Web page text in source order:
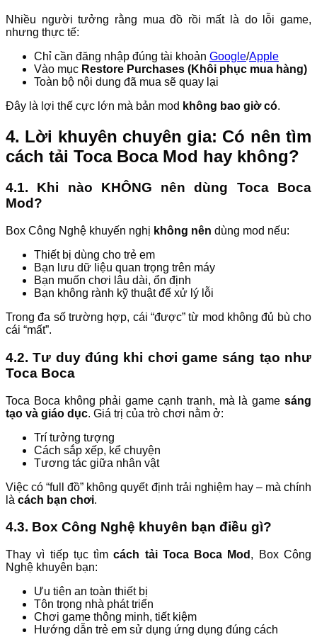
Nhiều người tưởng rằng mua đồ rồi mất là do lỗi game,
nhưng thực tế:
Chỉ cần đăng nhập đúng tài khoản Google/Apple
Vào mục Restore Purchases (Khôi phục mua hàng)
Toàn bộ nội dung đã mua sẽ quay lại
Đây là lợi thế cực lớn mà bản mod không bao giờ có.
4. Lời khuyên chuyên gia: Có nên tìm
cách tải Toca Boca Mod hay không?
4.1. Khi nào KHÔNG nên dùng Toca Boca
Mod?
Box Công Nghệ khuyến nghị không nên dùng mod nếu:
Thiết bị dùng cho trẻ em
Bạn lưu dữ liệu quan trọng trên máy
Bạn muốn chơi lâu dài, ổn định
Bạn không rành kỹ thuật để xử lý lỗi
Trong đa số trường hợp, cái “được” từ mod không đủ bù cho
cái “mất”.
4.2. Tư duy đúng khi chơi game sáng tạo như
Toca Boca
Toca Boca không phải game cạnh tranh, mà là game sáng
tạo và giáo dục. Giá trị của trò chơi nằm ở:
Trí tưởng tượng
Cách sắp xếp, kể chuyện
Tương tác giữa nhân vật
Việc có “full đồ” không quyết định trải nghiệm hay – mà chính
là cách bạn chơi.
4.3. Box Công Nghệ khuyên bạn điều gì?
Thay vì tiếp tục tìmcách tải Toca Boca Mod , Box Công
Nghệ khuyên bạn:
Ưu tiên an toàn thiết bị
Tôn trọng nhà phát triển
Chơi game thông minh, tiết kiệm
Hướng dẫn trẻ em sử dụng ứng dụng đúng cách